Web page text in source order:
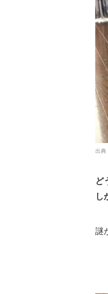
出典
ど
し
謎